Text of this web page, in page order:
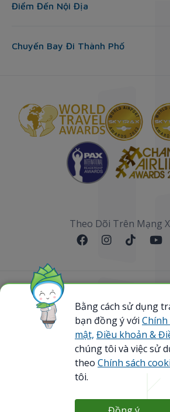
Điểm Đến Nội Địa
Chuyến Bay Đi Thành Phố
Theo Dõi Trên Mạng
Sơ đồ website
@ 2023 Bamboo Airways
Reserved.
Business Registration Code:
Bằng cách sử dụng
bạn đồng ý với Chính
mật, Điều khoản &
chúng tôi và việc sử
theo Chính sách
tôi.